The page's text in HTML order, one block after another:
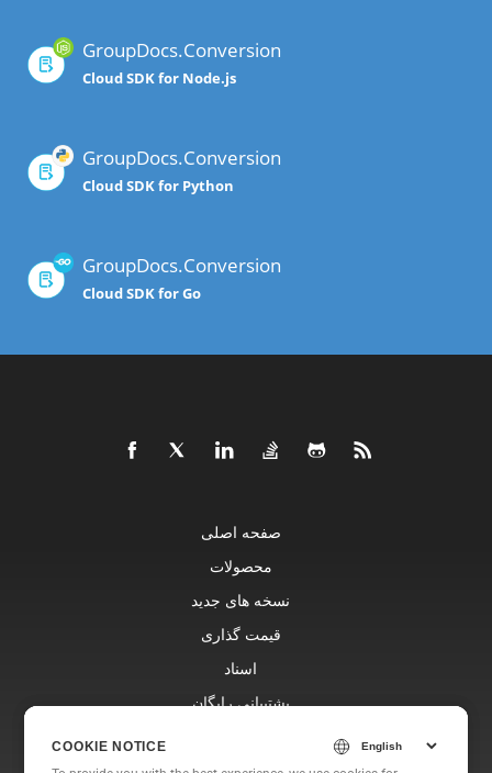
GroupDocs.Conversion
Cloud SDK for Node.js
GroupDocs.Conversion
Cloud SDK for Python
GroupDocs.Conversion
Cloud SDK for Go
COOKIE NOTICE
صفحه اصلی
محصولات
نسخه های جدید
قیمت گذاری
اسناد
پشتیبانی رایگان
COOKIE NOTICE